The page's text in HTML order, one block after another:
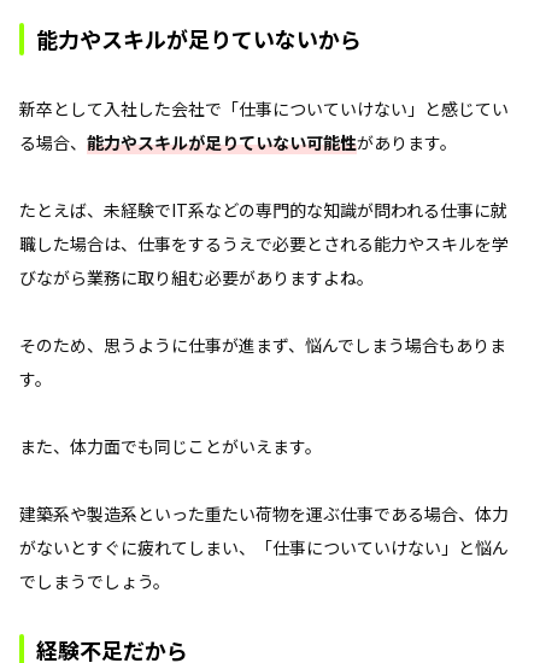
能力やスキルが足りていないから
新卒として入社した会社で「仕事についていけない」と感じてい
る場合、 能力やスキルが足りていない可能性があります。
たとえば、未経験でIT系などの専門的な知識が問われる仕事に就
職した場合は、仕事をするうえで必要とされる能力やスキルを学
びながら業務に取り組む必要がありますよね。
そのため、思うように仕事が進まず、悩んでしまう場合もありま
す。
また、体力面でも同じことがいえます。
建築系や製造系といった重たい荷物を運ぶ仕事である場合、体力
がないとすぐに疲れてしまい、「仕事についていけない」と悩ん
でしまうでしょう。
経験不足だから